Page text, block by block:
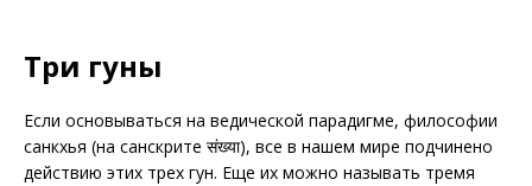
Три гуны
Если основываться на ведической парадигме, философии
санкхья (на санскрите संख्या), все в нашем мире подчинено
действию этих трех гун. Еще их можно называть тремя